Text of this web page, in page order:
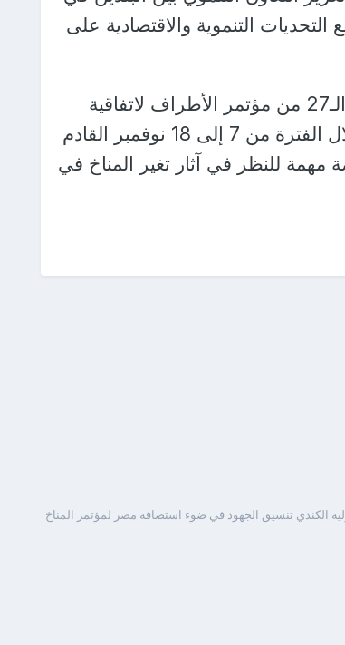
التنموية والاقتصادية على
تجدر الإشارة إلى أن مصر تستضيف الدورة الـ27 من مؤتمر الأطراف لاتفاقية
الأمم التحدة بشأن تغير المناخ (COP27) خلال الفترة من 7 إلى 18 نوفمبر القادم
للنظر في آثار تغير المناخ في
الكندي تنسيق الجهود في ضوء استضافة مصر لمؤتمر المناخ